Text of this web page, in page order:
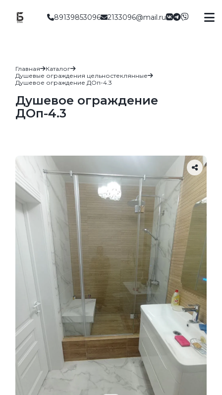
89139853096 2133096@mail.ru
Главная
Каталог
Душевые ограждения цельностеклянные
Душевое ограждение ДОп-4.3
Душевое ограждение
ДОп-4.3